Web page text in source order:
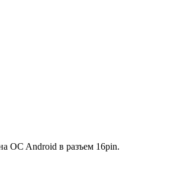
OC Android в разъем 16pin.